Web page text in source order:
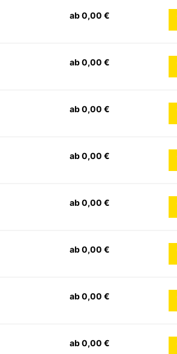
ab 0,00 €
ab 0,00 €
ab 0,00 €
ab 0,00 €
ab 0,00 €
ab 0,00 €
ab 0,00 €
ab 0,00 €